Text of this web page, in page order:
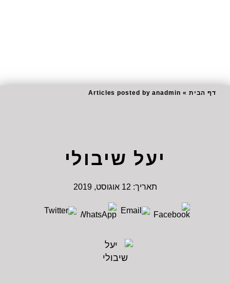
דף הבית »
Articles posted by anadmin
יעל שיבולי
תאריך: 12 אוגוסט, 2019